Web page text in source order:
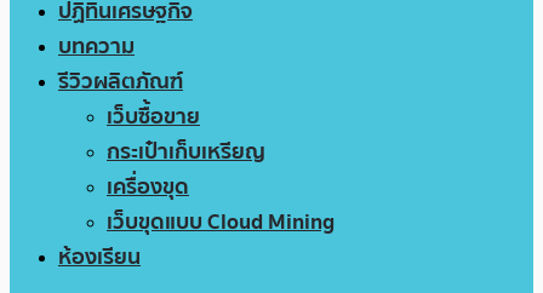
ปฏิทินเศรษฐกิจ
บทความ
รีวิวผลิตภัณฑ์
เว็บซื้อขาย
กระเป๋าเก็บเหรียญ
เครื่องขุด
เว็บขุดแบบ Cloud Mining
ห้องเรียน